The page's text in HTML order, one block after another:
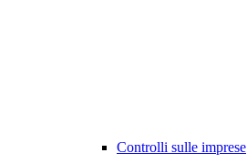
Controlli sulle imprese